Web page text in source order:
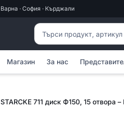
Варна · София · Кърджали
Търсене на продукти
Магазин За нас
STARCKE 711 диск Ф150, 15 отвора –